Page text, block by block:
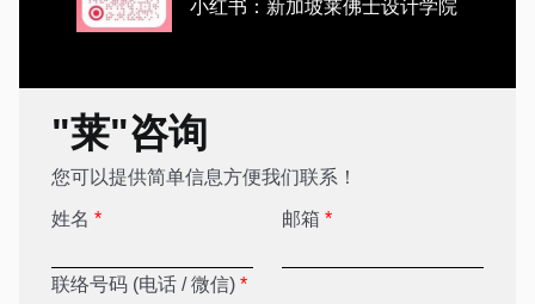
小红书：新加坡莱佛士设计学院
"莱"咨询
您可以提供简单信息方便我们联系！
姓名 * 邮箱 *
联络号码 (电话 / 微信) *